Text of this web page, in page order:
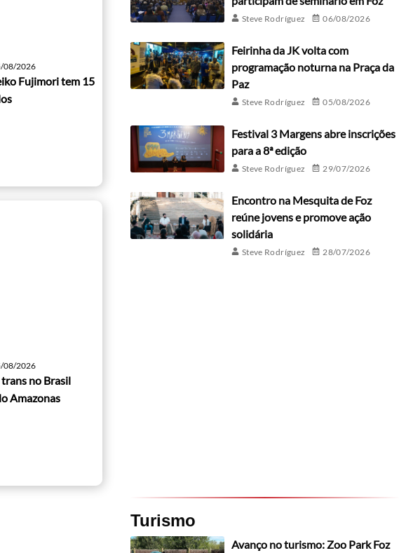
08/2026
Fujimori tem 15
08/2026
no Brasil
Amazonas
Steve Rodríguez 06/08/2026
Feirinha da JK volta com
programação noturna na Praça da
Paz
Steve Rodríguez 05/08/2026
Festival 3 Margens abre inscrições
para a 8ª edição
Steve Rodríguez 29/07/2026
Encontro na Mesquita de Foz
reúne jovens e promove ação
solidária
Steve Rodríguez 28/07/2026
Turismo
Avanço no turismo: Zoo Park Foz